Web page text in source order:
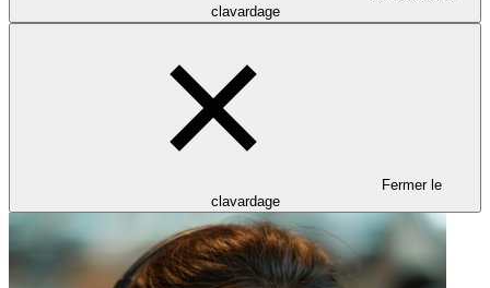
clavardage
Fermer le
clavardage